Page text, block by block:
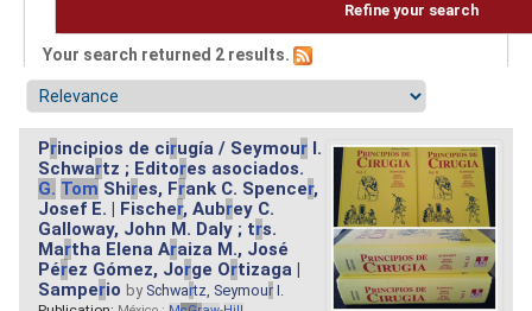
Refine your search
Your search returned 2 results.
Principios de cirugía / Seymour I.
Schwartz ; Editores asociados.
G. Tom Shires, Frank C. Spencer,
Josef E. | Fischer, Aubrey C.
Galloway, John M. Daly ; trs.
Martha Elena Araiza M., José
Pérez Gómez, Jorge Ortizaga |
Samperio by Schwartz, Seymour I.